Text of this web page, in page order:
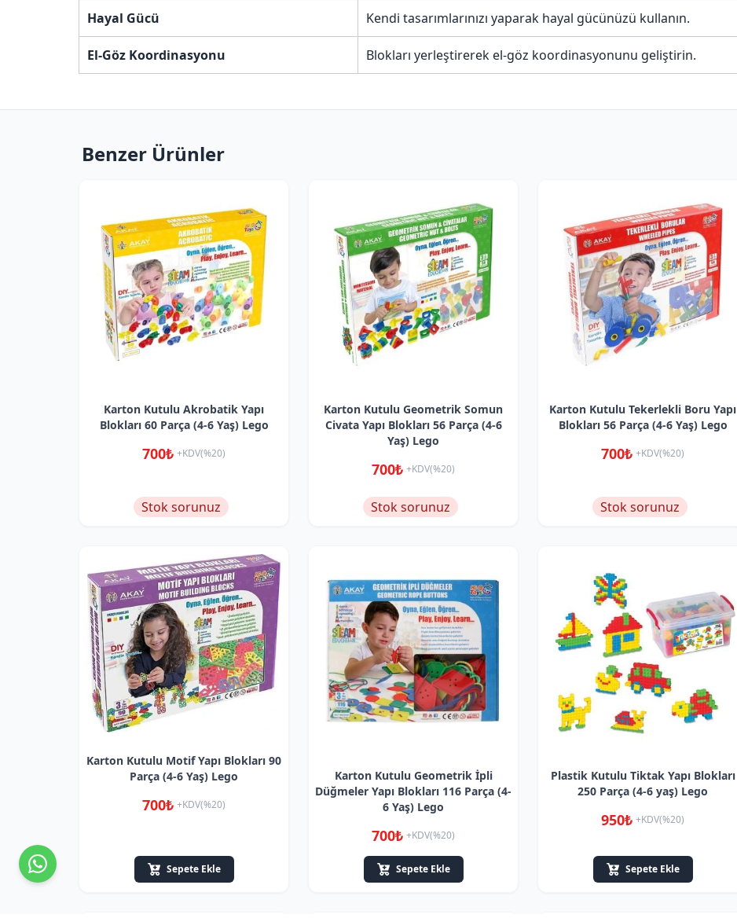
Hayal Gücü Kendi tasarımlarınızı yaparak hayal gücünüzü kullanın.
El-Göz Koordinasyonu Blokları yerleştirerek el-göz koordinasyonunu geliştirin.
Benzer Ürünler
Karton Kutulu Akrobatik Yapı
Blokları 60 Parça (4-6 Yaş) Lego
700₺ +KDV(%20)
Stok sorunuz
Karton Kutulu Geometrik Somun
Civata Yapı Blokları 56 Parça (4-6
Yaş) Lego
700₺ +KDV(%20)
Stok sorunuz
Karton Kutulu Tekerlekli Boru Yapı
Blokları 56 Parça (4-6 Yaş) Lego
700₺ +KDV(%20)
Stok sorunuz
Karton Kutulu Motif Yapı Blokları 90
Parça (4-6 Yaş) Lego
700₺ +KDV(%20)
Sepete Ekle
Karton Kutulu Geometrik İpli
Düğmeler Yapı Blokları 116 Parça (4-
6 Yaş) Lego
700₺ +KDV(%20)
Sepete Ekle
Plastik Kutulu Tiktak Yapı Blokları
250 Parça (4-6 yaş) Lego
950₺ +KDV(%20)
Sepete Ekle